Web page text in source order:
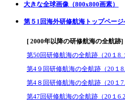
大きな全球画像（800x800画素）
第５1回海外研修航海トップページ
[ 2000年以降の研修航海の全航跡]
第50回研修航海の全航跡（20１8.
第4９回研修航海の全航跡（20１
第4８回研修航海の全航跡（20１
第47回研修航海の全航跡（20１